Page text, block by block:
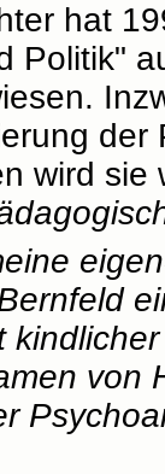
hat
Politik"
wird sie
von